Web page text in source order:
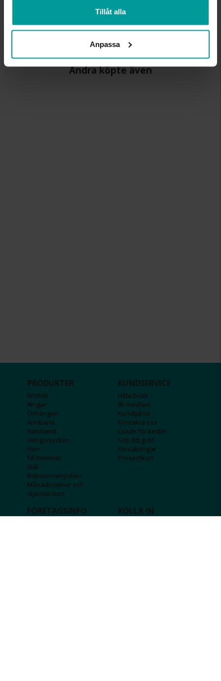
Tillåt alla
Anpassa
Kristall
LÄNGD (CM)
45+7
Andra köpte även
PRODUKTER
Bröllop
Ringar
Örhängen
Armband
Halsband
Hängsmycken
Herr
Till hemmet
Stål
Bokstavssmycken
Månadsstenar och
stjärntecken
KUNDSERVICE
Hitta butik
Bli medlem
Kundtjänst
Kontakta oss
Guide för kedjor
Sälj ditt guld
Försäkringar
Presentkort
FÖRETAGSINFO KOLLA IN